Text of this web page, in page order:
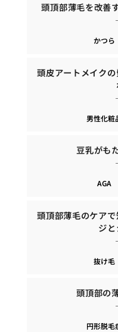
頭頂部薄毛を改善
かつら
頭皮アートメイク
男性化粧
豆乳がも
AGA
頭頂部薄毛のケア
ジ
抜け毛
頭頂部の
円形脱毛